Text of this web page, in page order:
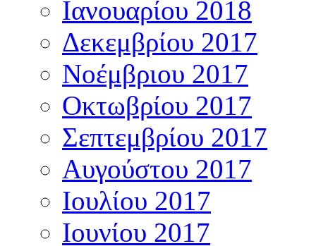
Ιανουαρίου 2018
Δεκεμβρίου 2017
Νοέμβριου 2017
Οκτωβρίου 2017
Σεπτεμβρίου 2017
Αυγούστου 2017
Ιουλίου 2017
Ιουνίου 2017